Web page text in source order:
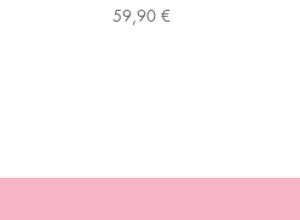
Prix
59,90 €